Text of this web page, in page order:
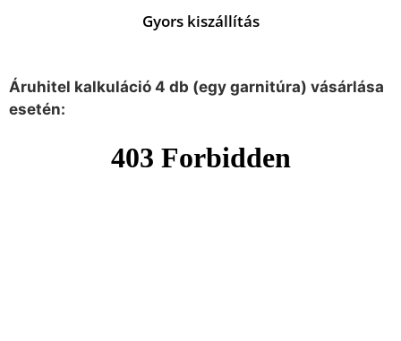
Gyors kiszállítás
Áruhitel kalkuláció 4 db (egy garnitúra) vásárlása
esetén: